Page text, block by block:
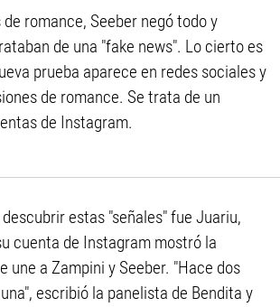
romance, Seeber negó todo y
de una "fake news". Lo cierto es
prueba aparece en redes sociales y
de romance. Se trata de un
de Instagram.
estas "señales" fue Juariu,
cuenta de Instagram mostró la
une a Zampini y Seeber. "Hace dos
escribió la panelista de Bendita y